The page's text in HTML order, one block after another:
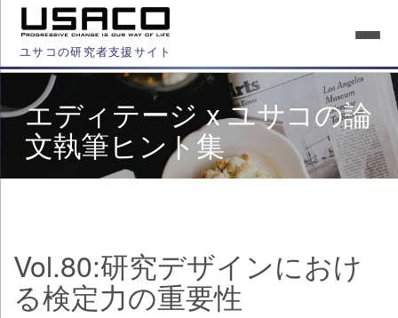
ユサコの研究者支援サイト
エディテージ x ユサコの論
文執筆ヒント集
Vol.80:研究デザインにおけ
る検定力の重要性